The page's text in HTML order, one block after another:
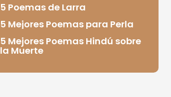
5 Poemas de Larra
5 Mejores Poemas para Perla
5 Mejores Poemas Hindú sobre
la Muerte